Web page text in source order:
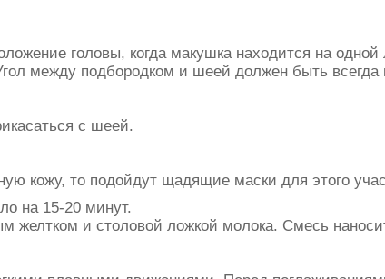
головы, когда макушка находится на
между подбородком и шеей должен быть
с шеей.
кожу, то подойдут щадящие маски для этого
на 15-20 минут.
желтком и столовой ложкой молока. Смесь